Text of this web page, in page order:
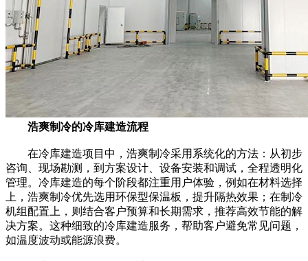
浩爽制冷的冷库建造流程
在冷库建造项目中，浩爽制冷采用系统化的方法：从初步
咨询、现场勘测，到方案设计、设备安装和调试，全程透明化
管理。冷库建造的每个阶段都注重用户体验，例如在材料选择
上，浩爽制冷优先选用环保型保温板，提升隔热效果；在制冷
机组配置上，则结合客户预算和长期需求，推荐高效节能的解
决方案。这种细致的冷库建造服务，帮助客户避免常见问题，
如温度波动或能源浪费。